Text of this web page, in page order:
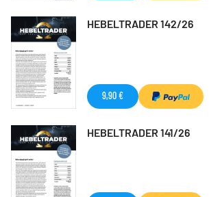
HEBELTRADER 142/26
9,90 €
HEBELTRADER 141/26